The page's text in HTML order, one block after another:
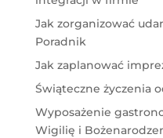
Jak zorganizować
Poradnik
Jak zaplanować
Świąteczne życzenia
Wyposażenie
Wigilię i